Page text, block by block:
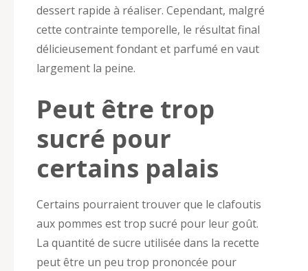
dessert rapide à réaliser. Cependant, malgré
cette contrainte temporelle, le résultat final
délicieusement fondant et parfumé en vaut
largement la peine.
Peut être trop
sucré pour
certains palais
Certains pourraient trouver que le clafoutis
aux pommes est trop sucré pour leur goût.
La quantité de sucre utilisée dans la recette
peut être un peu trop prononcée pour